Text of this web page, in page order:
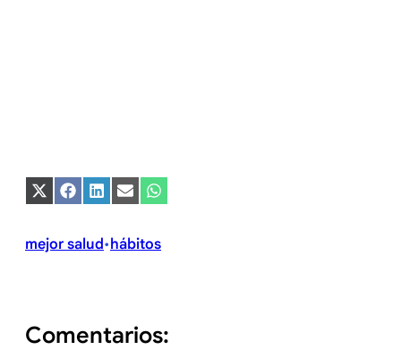
Compartir
en
Compartir
en
Compartir
en
Compartir
en
Compartir
en
mejor salud•hábitos
Comentarios: